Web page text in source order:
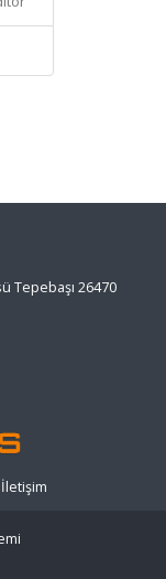
Tepebaşı 26470
İletişim